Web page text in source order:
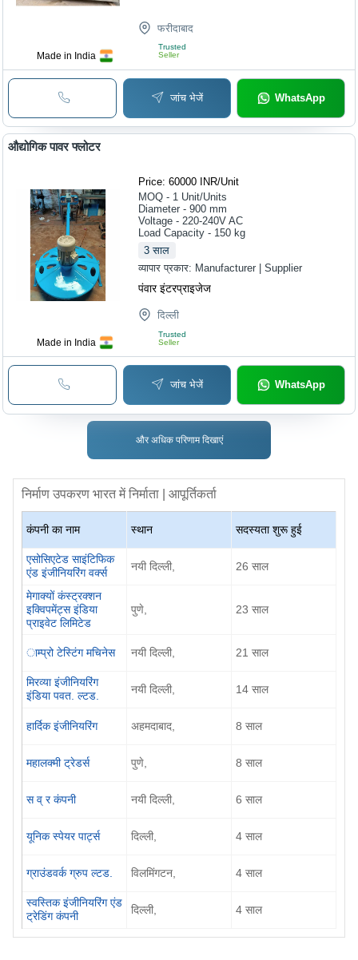
Made in India
फरीदाबाद
Trusted
Seller
जांच भेजें WhatsApp
Made in India
औद्योगिक पावर फ्लोटर
Price: 60000 INR/Unit
MOQ - 1 Unit/Units
Diameter - 900 mm
Voltage - 220-240V AC
Load Capacity - 150 kg
3 साल
व्यापार प्रकार: Manufacturer | Supplier
पंवार इंटरप्राइजेज
दिल्ली
Trusted
Seller
जांच भेजें WhatsApp
और अधिक परिणाम दिखाएं
निर्माण उपकरण भारत में निर्माता | आपूर्तिकर्ता
कंपनी का नाम स्थान सदस्यता शुरू हुई
एसोसिएटेड साइंटिफिक
एंड इंजीनियरिंग वर्क्स
नयी दिल्ली, 26 साल
मेगाक्यों कंस्ट्रक्शन
इक्विपमेंट्स इंडिया
प्राइवेट लिमिटेड
पुणे, 23 साल
ाम्प्रो टेस्टिंग मचिनेस नयी दिल्ली, 21 साल
मिरव्या इंजीनियरिंग
इंडिया पवत. ल्टड.
नयी दिल्ली, 14 साल
हार्दिक इंजीनियरिंग अहमदाबाद, 8 साल
महालक्मी ट्रेडर्स पुणे, 8 साल
स व् र कंपनी नयी दिल्ली, 6 साल
यूनिक स्पेयर पार्ट्स दिल्ली, 4 साल
ग्राउंडवर्क ग्रुप ल्टड. विलमिंगटन, 4 साल
स्वस्तिक इंजीनियरिंग एंड
ट्रेडिंग कंपनी
दिल्ली, 4 साल